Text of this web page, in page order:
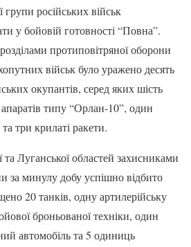
групи російських військ
у бойовій готовності “Повна”.
протиповітряної оборони
військ було уражено десять
окупантів, серед яких шість
типу “Орлан-10”, один
три крилаті ракети.
та Луганської областей захисниками
за минулу добу успішно відбито
20 танків, одну артилерійську
броньованої техніки, один
автомобіль та 5 одиниць